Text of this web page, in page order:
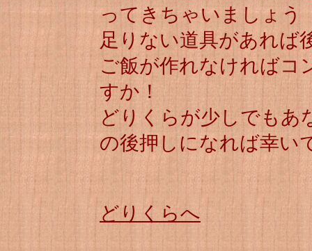
ってきちゃいましょ
足りない道具があれば
ご飯が作れなければコ
すか！
どりくらが少しでもあ
の後押しになれば幸い
どりくらへ